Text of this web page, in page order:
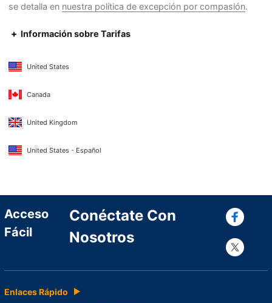
se detalla en nuestra política de excepción por compasión.
Información sobre Tarifas
United States
Canada
United Kingdom
United States - Español
Acceso
Fácil
Conéctate Con
Nosotros
Enlaces Rápido